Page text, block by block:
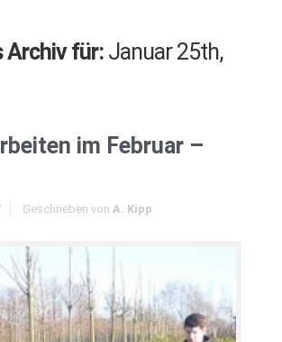
Archiv für: Januar 25th,
im Februar –
Geschrieben von A. Kipp